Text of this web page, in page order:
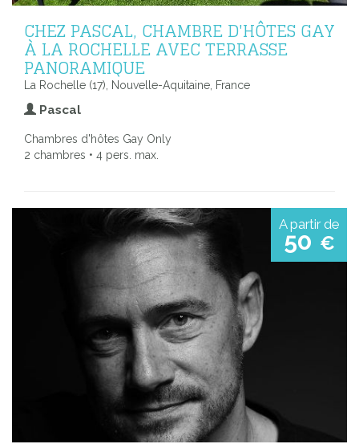
CHEZ PASCAL, CHAMBRE D'HÔTES GAY
À LA ROCHELLE AVEC TERRASSE
PANORAMIQUE
La Rochelle (17), Nouvelle-Aquitaine, France
Pascal
Chambres d'hôtes Gay Only
2 chambres • 4 pers. max.
A partir de
50 €